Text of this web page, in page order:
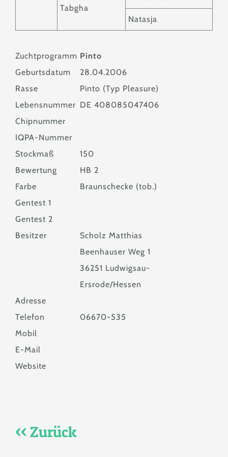
Tabgha
Natasja
Zuchtprogramm Pinto
Geburtsdatum
28.04.2006
Rasse
Pinto (Typ Pleasure)
Lebensnummer DE 408085047406
Chipnummer
IQPA-Nummer
Stockmaß
150
Bewertung
HB 2
Farbe
Braunschecke (tob.)
Gentest 1
Gentest 2
Besitzer
Scholz Matthias
Beenhauser Weg 1
36251 Ludwigsau-
Ersrode/Hessen
Adresse
Telefon
06670-535
Mobil
E-Mail
Website
<< Zurück